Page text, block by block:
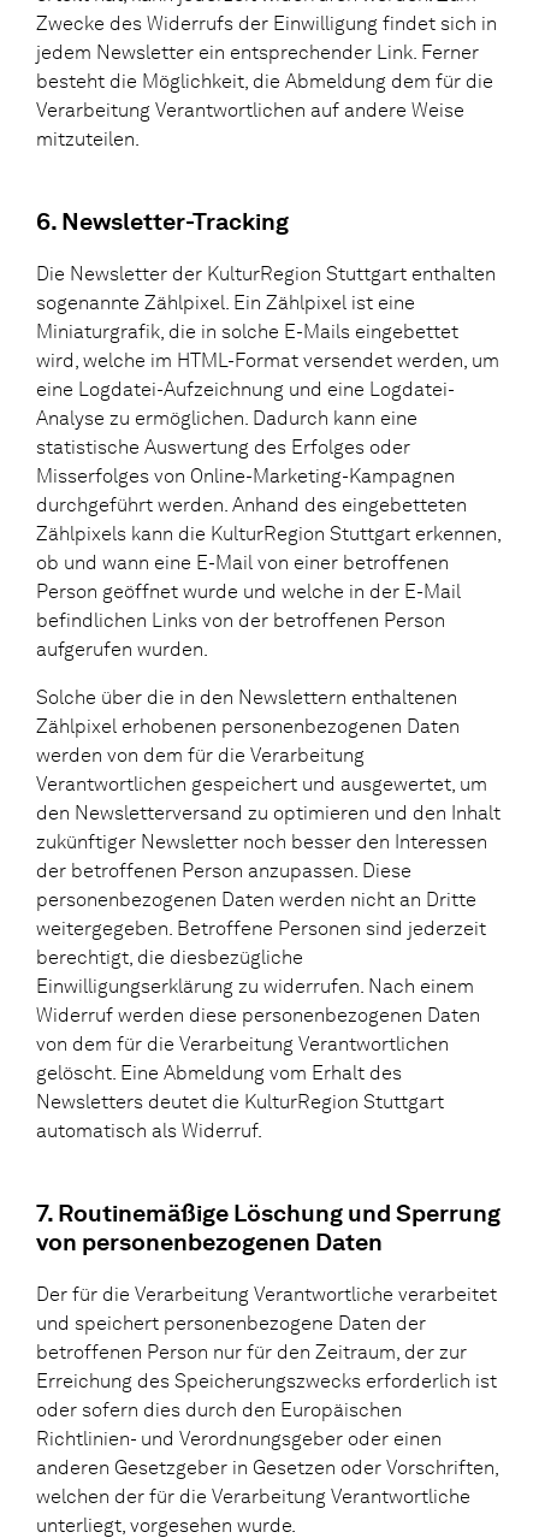
Zwecke des Widerrufs der Einwilligung findet sich in
jedem Newsletter ein entsprechender Link. Ferner
besteht die Möglichkeit, die Abmeldung dem für die
Verarbeitung Verantwortlichen auf andere Weise
mitzuteilen.
6. Newsletter-Tracking
Die Newsletter der KulturRegion Stuttgart enthalten
sogenannte Zählpixel. Ein Zählpixel ist eine
Miniaturgrafik, die in solche E-Mails eingebettet
wird, welche im HTML-Format versendet werden, um
eine Logdatei-Aufzeichnung und eine Logdatei-
Analyse zu ermöglichen. Dadurch kann eine
statistische Auswertung des Erfolges oder
Misserfolges von Online-Marketing-Kampagnen
durchgeführt werden. Anhand des eingebetteten
Zählpixels kann die KulturRegion Stuttgart erkennen,
ob und wann eine E-Mail von einer betroffenen
Person geöffnet wurde und welche in der E-Mail
befindlichen Links von der betroffenen Person
aufgerufen wurden.
Solche über die in den Newslettern enthaltenen
Zählpixel erhobenen personenbezogenen Daten
werden von dem für die Verarbeitung
Verantwortlichen gespeichert und ausgewertet, um
den Newsletterversand zu optimieren und den Inhalt
zukünftiger Newsletter noch besser den Interessen
der betroffenen Person anzupassen. Diese
personenbezogenen Daten werden nicht an Dritte
weitergegeben. Betroffene Personen sind jederzeit
berechtigt, die diesbezügliche
Einwilligungserklärung zu widerrufen. Nach einem
Widerruf werden diese personenbezogenen Daten
von dem für die Verarbeitung Verantwortlichen
gelöscht. Eine Abmeldung vom Erhalt des
Newsletters deutet die KulturRegion Stuttgart
automatisch als Widerruf.
7. Routinemäßige Löschung und Sperrung
von personenbezogenen Daten
Der für die Verarbeitung Verantwortliche verarbeitet
und speichert personenbezogene Daten der
betroffenen Person nur für den Zeitraum, der zur
Erreichung des Speicherungszwecks erforderlich ist
oder sofern dies durch den Europäischen
Richtlinien- und Verordnungsgeber oder einen
anderen Gesetzgeber in Gesetzen oder Vorschriften,
welchen der für die Verarbeitung Verantwortliche
unterliegt, vorgesehen wurde.